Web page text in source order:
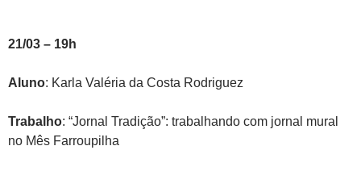
21/03 – 19h
Aluno: Karla Valéria da Costa Rodriguez
Trabalho: “Jornal Tradição”: trabalhando com jornal mural
no Mês Farroupilha